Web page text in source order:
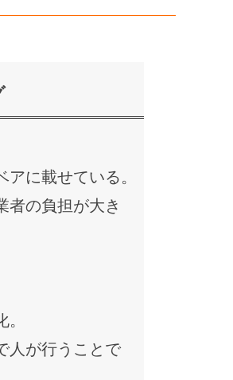
に載せている。
者の負担が大き
人が行うことで